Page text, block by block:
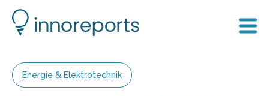
Energie & Elektrotechnik